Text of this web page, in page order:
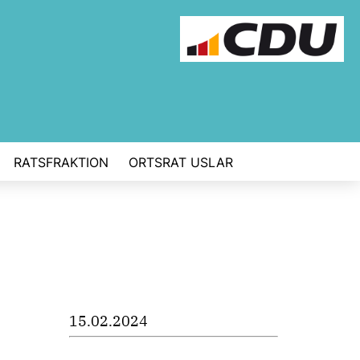
RATSFRAKTION ORTSRAT USLAR
15.02.2024